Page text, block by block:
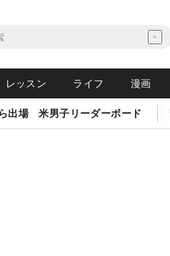
レッスン ライフ 漫画
出場 米男子リーダーボード